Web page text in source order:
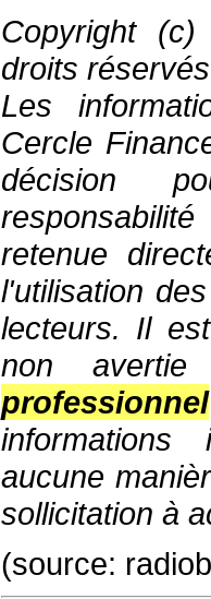
Copyright (c)
droits
Les
Cercle
décision
retenue
l'utilisation
lecteurs. Il
non
professionnel
aucune
sollicitation à
(source: